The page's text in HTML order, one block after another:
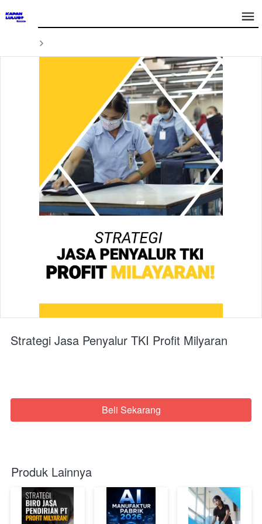
Strategi Jasa Penyalur TKI Profit Milyaran
`Beli Sekarang
Produk Lainnya